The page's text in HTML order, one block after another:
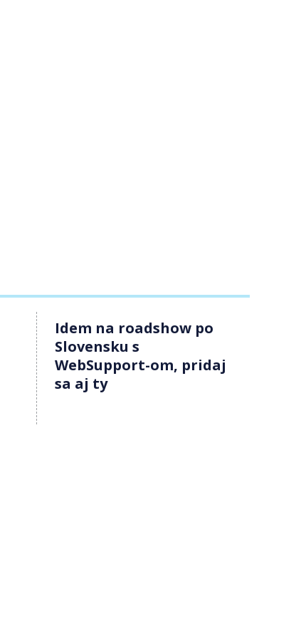
Idem na roadshow po
Slovensku s
WebSupport-om, pridaj
sa aj ty